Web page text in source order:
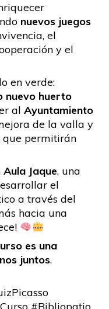
nuevos juegos
el
y el
en verde:
nuevo huerto
al Ayuntamiento
de la valla y
que permitirán
Aula Jaque, una
el
a través del
hacia una
es una
juntos.